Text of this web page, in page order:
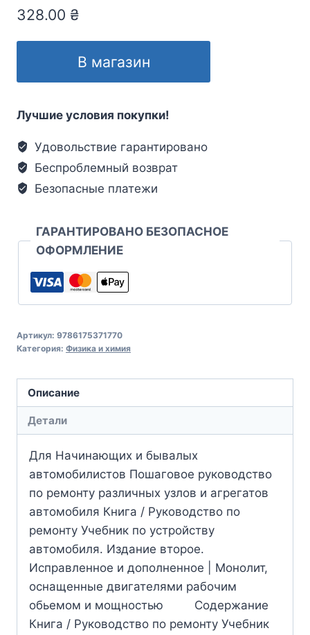
328.00 ₴
В магазин
Лучшие условия покупки!
Удовольствие гарантировано
Беспроблемный возврат
Безопасные платежи
ГАРАНТИРОВАНО БЕЗОПАСНОЕ
ОФОРМЛЕНИЕ
Артикул: 9786175371770
Категория: Физика и химия
Описание
Детали
Для Начинающих и бывалых
автомобилистов Пошаговое руководство
по ремонту различных узлов и агрегатов
автомобиля Книга / Руководство по
ремонту Учебник по устройству
автомобиля. Издание второе.
Исправленное и дополненное | Монолит,
оснащенные двигателями рабочим
обьемом и мощностью Содержание
Книга / Руководство по ремонту Учебник